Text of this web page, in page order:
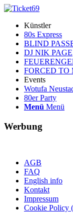
Künstler
80s Express
BLIND
DJ NIK PAGE
FORCED TO
Events
Wotufa
80er Party
Menü Menü
Werbung
AGB
FAQ
English info
Kontakt
Impressum
Cookie Policy